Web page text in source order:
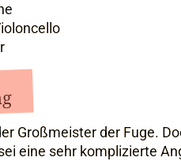
Großmeister der Fuge.
eine sehr komplizierte